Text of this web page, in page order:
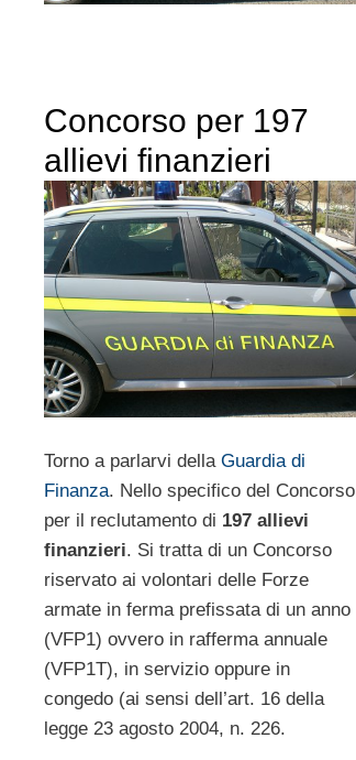
Concorso per 197
allievi finanzieri
Torno a parlarvi della Guardia di
Finanza. Nello specifico del Concorso
per il reclutamento di 197 allievi
finanzieri. Si tratta di un Concorso
riservato ai volontari delle Forze
armate in ferma prefissata di un anno
(VFP1) ovvero in rafferma annuale
(VFP1T), in servizio oppure in
congedo (ai sensi dell’art. 16 della
legge 23 agosto 2004, n. 226.